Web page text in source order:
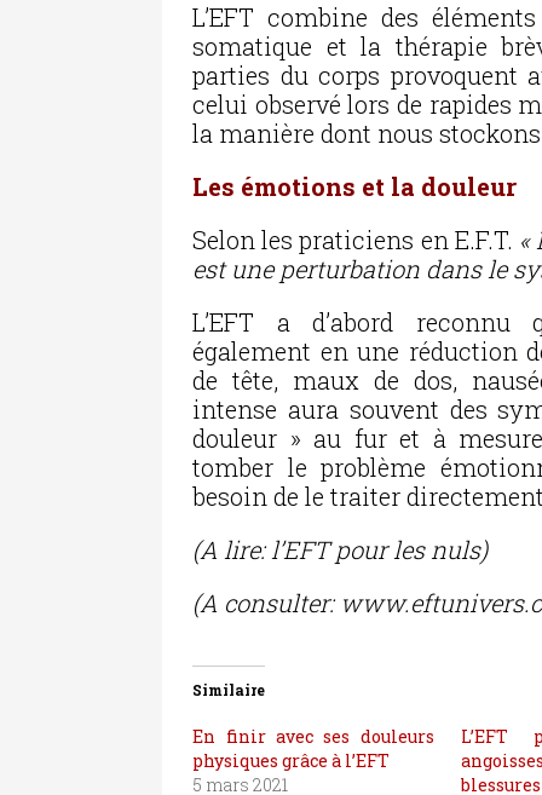
L’EFT combine des
somatique et la thérapie
parties du corps provoquent
celui observé lors de rapides
la manière dont nous
Les émotions et la douleur
Selon les praticiens en E.F.T. «
est une perturbation dans le
L’EFT a d’abord reconnu
également en une réduction
de tête, maux de dos,
intense aura souvent des
douleur » au fur et à
tomber le problème
besoin de le traiter
(A lire: l’EFT pour les nuls)
(A consulter:
Similaire
En finir avec ses douleurs
physiques grâce à l’EFT
5 mars 2021
L’EFT